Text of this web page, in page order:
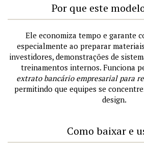
Por que este
Ele economiza tempo e garante
especialmente ao preparar
investidores, demonstrações de
treinamentos internos. Funciona
extrato bancário empresarial para
permitindo que equipes se
design.
Como baixar e